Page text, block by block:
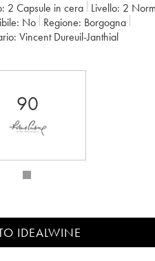
2 Capsule in cera Livello: 2
no Regione:
Borgogna
Vincent Dureuil-Janthial
90
IDEALWINE